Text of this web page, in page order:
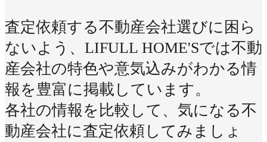
査定依頼する不動産会社選びに困ら
ないよう、LIFULL HOME'Sでは不動
産会社の特色や意気込みがわかる情
報を豊富に掲載しています。
各社の情報を比較して、気になる不
動産会社に査定依頼してみましょ